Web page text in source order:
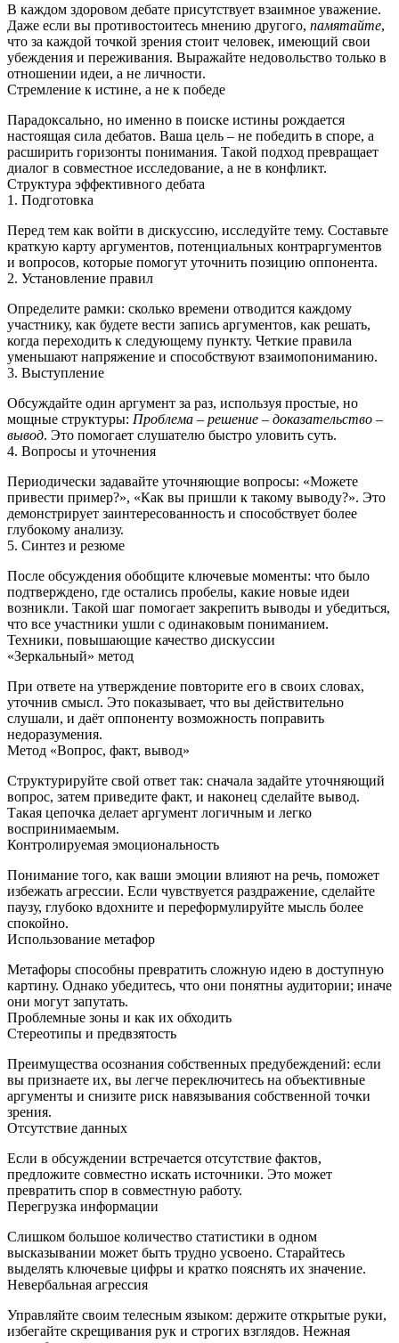
В каждом здоровом дебате присутствует взаимное уважение.
Даже если вы противостоитесь мнению другого, памятайте,
что за каждой точкой зрения стоит человек, имеющий свои
убеждения и переживания. Выражайте недовольство только в
отношении идеи, а не личности.
Стремление к истине, а не к победе
Парадоксально, но именно в поиске истины рождается
настоящая сила дебатов. Ваша цель – не победить в споре, а
расширить горизонты понимания. Такой подход превращает
диалог в совместное исследование, а не в конфликт.
Структура эффективного дебата
1. Подготовка
Перед тем как войти в дискуссию, исследуйте тему. Составьте
краткую карту аргументов, потенциальных контраргументов
и вопросов, которые помогут уточнить позицию оппонента.
2. Установление правил
Определите рамки: сколько времени отводится каждому
участнику, как будете вести запись аргументов, как решать,
когда переходить к следующему пункту. Четкие правила
уменьшают напряжение и способствуют взаимопониманию.
3. Выступление
Обсуждайте один аргумент за раз, используя простые, но
мощные структуры: Проблема – решение – доказательство –
вывод. Это помогает слушателю быстро уловить суть.
4. Вопросы и уточнения
Периодически задавайте уточняющие вопросы: «Можете
привести пример?», «Как вы пришли к такому выводу?». Это
демонстрирует заинтересованность и способствует более
глубокому анализу.
5. Синтез и резюме
После обсуждения обобщите ключевые моменты: что было
подтверждено, где остались пробелы, какие новые идеи
возникли. Такой шаг помогает закрепить выводы и убедиться,
что все участники ушли с одинаковым пониманием.
Техники, повышающие качество дискуссии
«Зеркальный» метод
При ответе на утверждение повторите его в своих словах,
уточнив смысл. Это показывает, что вы действительно
слушали, и даёт оппоненту возможность поправить
недоразумения.
Метод «Вопрос, факт, вывод»
Структурируйте свой ответ так: сначала задайте уточняющий
вопрос, затем приведите факт, и наконец сделайте вывод.
Такая цепочка делает аргумент логичным и легко
воспринимаемым.
Контролируемая эмоциональность
Понимание того, как ваши эмоции влияют на речь, поможет
избежать агрессии. Если чувствуется раздражение, сделайте
паузу, глубоко вдохните и переформулируйте мысль более
спокойно.
Использование метафор
Метафоры способны превратить сложную идею в доступную
картину. Однако убедитесь, что они понятны аудитории; иначе
они могут запутать.
Проблемные зоны и как их обходить
Стереотипы и предвзятость
Преимущества осознания собственных предубеждений: если
вы признаете их, вы легче переключитесь на объективные
аргументы и снизите риск навязывания собственной точки
зрения.
Отсутствие данных
Если в обсуждении встречается отсутствие фактов,
предложите совместно искать источники. Это может
превратить спор в совместную работу.
Перегрузка информации
Слишком большое количество статистики в одном
высказывании может быть трудно усвоено. Старайтесь
выделять ключевые цифры и кратко пояснять их значение.
Невербальная агрессия
Управляйте своим телесным языком: держите открытые руки,
избегайте скрещивания рук и строгих взглядов. Нежная